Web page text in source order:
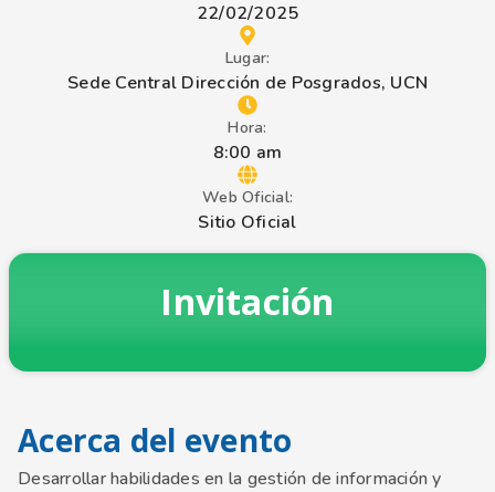
22/02/2025
Lugar:
Sede Central Dirección de Posgrados, UCN
Hora:
8:00 am
Web Oficial:
Sitio Oficial
Invitación
Acerca del evento
Desarrollar habilidades en la gestión de información y